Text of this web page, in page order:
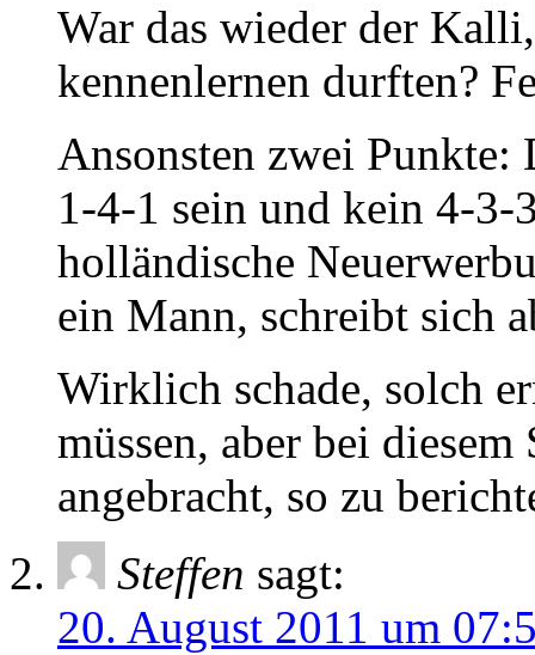
War das wieder der
kennenlernen durften?
Ansonsten zwei Punkte:
1-4-1 sein und kein 4-3-
holländische
ein Mann, schreibt sich
Wirklich schade, solch
müssen, aber bei
angebracht, so zu
Steffen sagt:
20. August 2011 um